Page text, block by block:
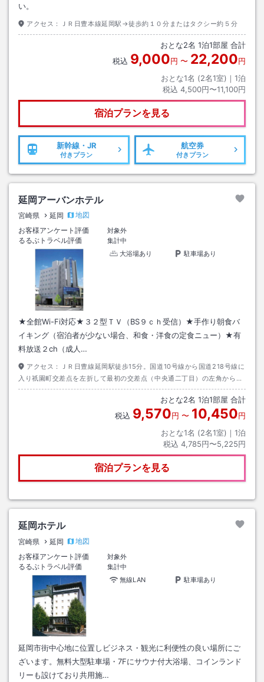
い。
アクセス： ＪＲ日豊本線延岡駅→徒歩約１０分またはタクシー約５分
おとな2名 1泊1部屋 合計
税込 9,000円 〜 22,200円
おとな1名 (2名1室)｜ 1泊
税込 4,500円〜11,100円
宿泊プランを見る
新幹線・JR
付きプラン
航空券
付きプラン
延岡アーバンホテル
宮崎県 延岡
地図
お客様アンケート評価
対象外
るるぶトラベル評価
集計中
大浴場あり
駐車場あり
★全館Wi-Fi対応★３２型ＴＶ（BS９ｃｈ受信）★手作り朝食バ
イキング（宿泊者が少ない場合、和食・洋食の定食ニュー）★有
料放送２ch（成人…
アクセス：
ＪＲ日豊線延岡駅徒歩15分。国道10号線から国道218号線に
入り祇園町交差点を左折して最初の交差点（中央通二丁目）の左角から当
ホテルです。
おとな2名 1泊1部屋 合計
税込 9,570円 〜 10,450円
おとな1名 (2名1室)｜ 1泊
税込 4,785円〜5,225円
宿泊プランを見る
延岡ホテル
宮崎県 延岡
地図
お客様アンケート評価
対象外
るるぶトラベル評価
集計中
無線LAN
駐車場あり
延岡市街中心地に位置しビジネス・観光に利便性の良い場所にご
ざいます。無料大型駐車場・7Fにサウナ付大浴場、コインランド
リーも設けており共用施…